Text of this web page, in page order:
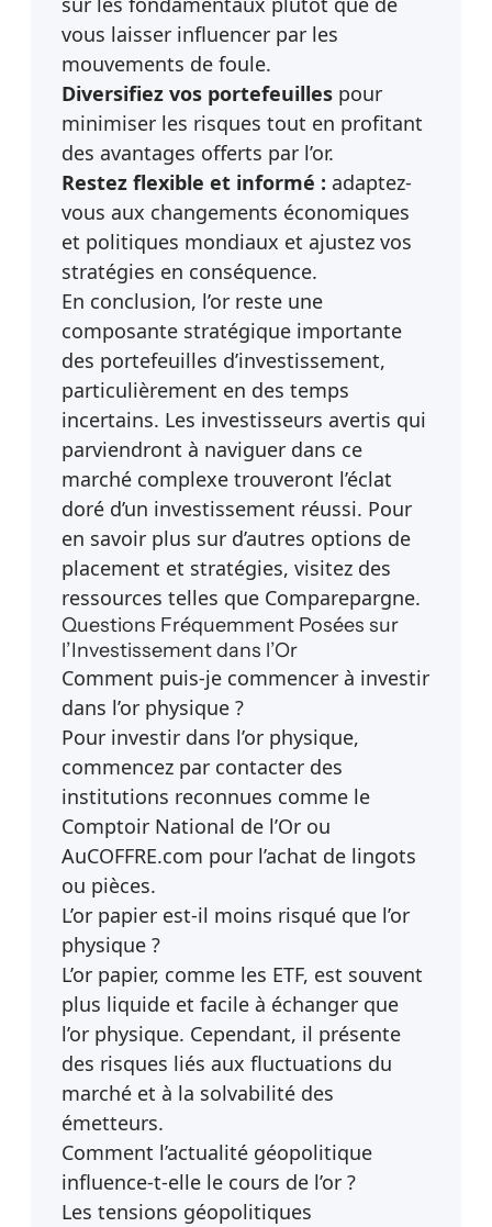
vous laisser influencer par les
mouvements de foule.
Diversifiez vos portefeuilles pour
minimiser les risques tout en profitant
des avantages offerts par l’or.
Restez flexible et informé : adaptez-
vous aux changements économiques
et politiques mondiaux et ajustez vos
stratégies en conséquence.
En conclusion, l’or reste une
composante stratégique importante
des portefeuilles d’investissement,
particulièrement en des temps
incertains. Les investisseurs avertis qui
parviendront à naviguer dans ce
marché complexe trouveront l’éclat
doré d’un investissement réussi. Pour
en savoir plus sur d’autres options de
placement et stratégies, visitez des
ressources telles que Comparepargne.
Questions Fréquemment Posées sur
l’Investissement dans l’Or
Comment puis-je commencer à investir
dans l’or physique ?
Pour investir dans l’or physique,
commencez par contacter des
institutions reconnues comme le
Comptoir National de l’Or ou
AuCOFFRE.com pour l’achat de lingots
ou pièces.
L’or papier est-il moins risqué que l’or
physique ?
L’or papier, comme les ETF, est souvent
plus liquide et facile à échanger que
l’or physique. Cependant, il présente
des risques liés aux fluctuations du
marché et à la solvabilité des
émetteurs.
Comment l’actualité géopolitique
influence-t-elle le cours de l’or ?
Les tensions géopolitiques